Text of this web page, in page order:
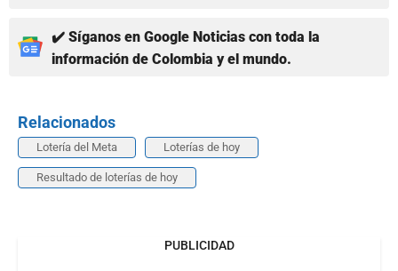
✔️ Síganos en Google Noticias con toda la
información de Colombia y el mundo.
Relacionados
Lotería del Meta Loterías de hoy
Resultado de loterías de hoy
PUBLICIDAD